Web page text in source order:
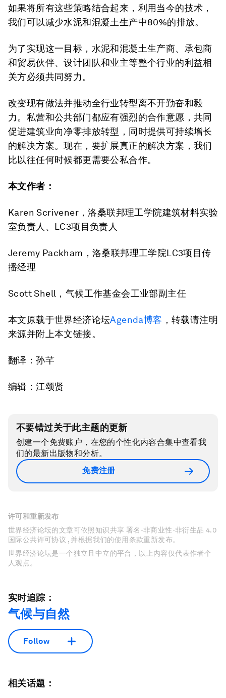
如果将所有这些策略结合起来，利用当今的技术，
我们可以减少水泥和混凝土生产中80%的排放。
为了实现这一目标，水泥和混凝土生产商、承包商
和贸易伙伴、设计团队和业主等整个行业的利益相
关方必须共同努力。
改变现有做法并推动全行业转型离不开勤奋和毅
力。私营和公共部门都应有强烈的合作意愿，共同
促进建筑业向净零排放转型，同时提供可持续增长
的解决方案。现在，要扩展真正的解决方案，我们
比以往任何时候都更需要公私合作。
本文作者：
Karen Scrivener，洛桑联邦理工学院建筑材料实验
室负责人、LC3项目负责人
Jeremy Packham，洛桑联邦理工学院LC3项目传
播经理
Scott Shell，气候工作基金会工业部副主任
本文原载于世界经济论坛Agenda博客 ，转载请注明
来源并附上本文链接。
翻译：孙芊
编辑：江颂贤
不要错过关于此主题的更新
创建一个免费账户，在您的个性化内容合集中查看我
们的最新出版物和分析。
免费注册
许可和重新发布
世界经济论坛的文章可依照知识共享 署名-非商业性-非衍生品 4.0
国际公共许可协议 , 并根据我们的使用条款重新发布。
世界经济论坛是一个独立且中立的平台，以上内容仅代表作者个
人观点。
实时追踪：
气候与自然
Follow
相关话题：